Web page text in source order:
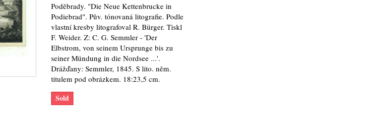
Poděbrady. "Die Neue Kettenbrucke in
Podiebrad". Pův. tónovaná litografie. Podle
vlastní kresby litografoval R. Bürger. Tiskl
F. Weider. Z: C. G. Semmler - 'Der
Elbstrom, von seinem Ursprunge bis zu
seiner Mündung in die Nordsee ...'.
Drážďany: Semmler, 1845. S lito. něm.
titulem pod obrázkem. 18:23,5 cm.
Sold